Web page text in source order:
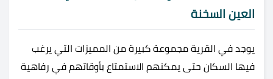
العين السخنة
يوجد في القرية مجموعة كبيرة من المميزات التي يرغب
فيها السكان حتى يمكنهم الاستمتاع بأوقاتهم في رفاهية